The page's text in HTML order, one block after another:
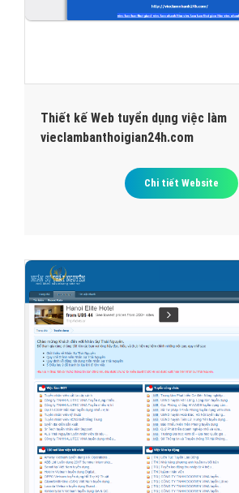
Thiết kế Web tuyển dụng việc làm
vieclambanthoigian24h.com
Chi tiết Website